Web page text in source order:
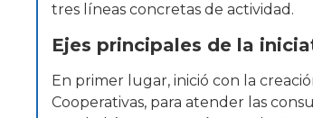
tres líneas concretas de actividad.
Ejes principales de la
En primer lugar, inició con la
Cooperativas, para atender las